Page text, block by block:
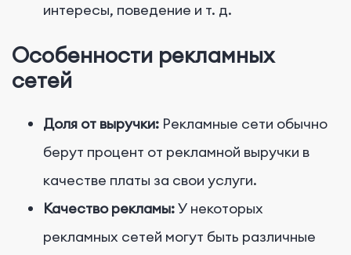
интересы, поведение и т. д.
Особенности рекламных
сетей
Доля от выручки: Рекламные сети обычно
берут процент от рекламной выручки в
качестве платы за свои услуги.
Качество рекламы:У некоторых
рекламных сетей могут быть различные